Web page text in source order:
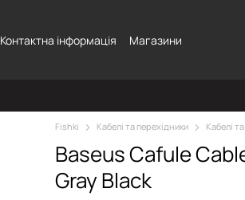
Контактна інформація Магазини
Fishki Кабелі та перехідники Кабелі
Baseus Cafule
Gray Black